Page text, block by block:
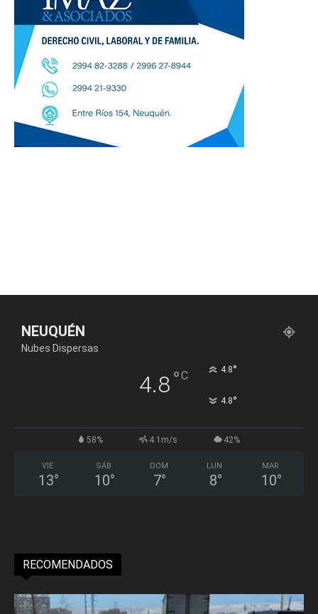
NEUQUÉN
Nubes Dispersas
4.8°C 4.8°
4.8°
58% 4.1m/s 42%
VIE
13°
SÁB
10°
DOM
7°
LUN
8°
MAR
10°
RECOMENDADOS